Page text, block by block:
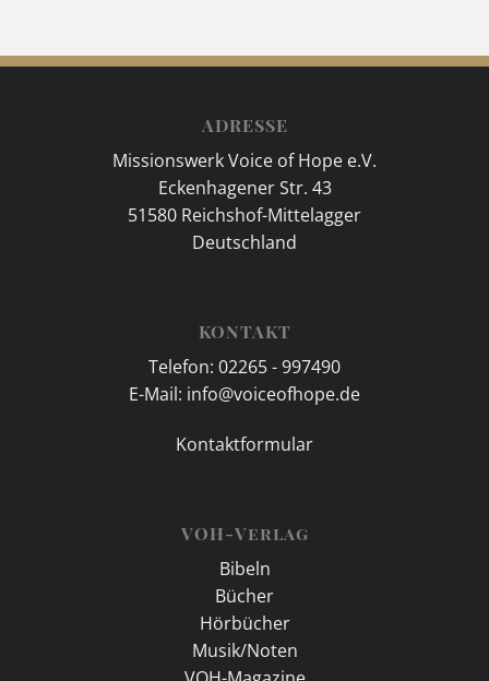
ADRESSE
Missionswerk Voice of Hope e.V.
Eckenhagener Str. 43
51580 Reichshof-Mittelagger
Deutschland
KONTAKT
Telefon: 02265 - 997490
E-Mail: info@voiceofhope.de
Kontaktformular
VOH-Verlag
Bibeln
Bücher
Hörbücher
Musik/Noten